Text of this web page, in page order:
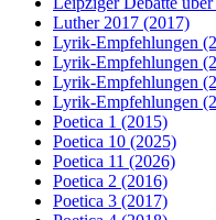
Luther 2017 (2017)
Lyrik-Empfehlungen
Lyrik-Empfehlungen
Lyrik-Empfehlungen
Lyrik-Empfehlungen
Poetica 1 (2015)
Poetica 10 (2025)
Poetica 11 (2026)
Poetica 2 (2016)
Poetica 3 (2017)